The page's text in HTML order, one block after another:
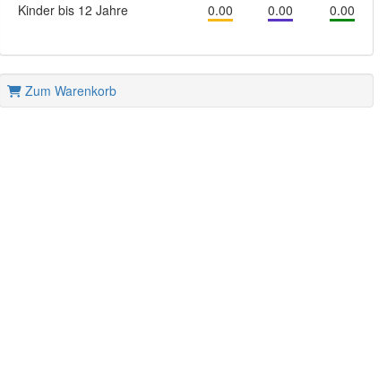
Kinder bis 12 Jahre
0.00 0.00 0.00
Zum Warenkorb